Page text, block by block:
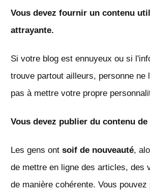
Vous devez fournir un contenu
attrayante.
Si votre blog est ennuyeux ou si
trouve partout ailleurs, personne ne
pas à mettre votre propre
Vous devez publier du contenu
Les gens ont soif de nouveauté,
de mettre en ligne des articles, des
de manière cohérente. Vous